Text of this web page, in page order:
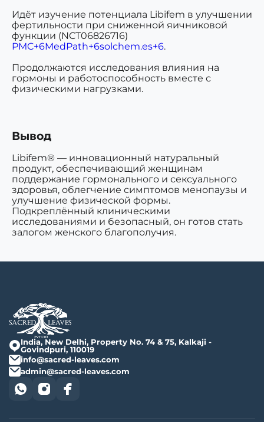
Идёт изучение потенциала Libifem в улучшении
фертильности при сниженной яичниковой
функции (NCT06826716)
PMC+6MedPath+6solchem.es+6.
Продолжаются исследования влияния на
гормоны и работоспособность вместе с
физическими нагрузками.
Вывод
Libifem® — инновационный натуральный
продукт, обеспечивающий женщинам
поддержание гормонального и сексуального
здоровья, облегчение симптомов менопаузы и
улучшение физической формы.
Подкреплённый клиническими
исследованиями и безопасный, он готов стать
залогом женского благополучия.
India, New Delhi, Property No. 74 & 75, Kalkaji -
Govindpuri, 110019
info@sacred-leaves.com
admin@sacred-leaves.com